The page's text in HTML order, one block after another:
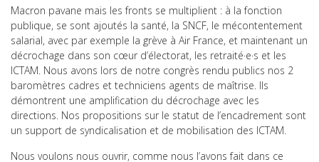
Macron pavane mais les fronts se multiplient : à la fonction
publique, se sont ajoutés la santé, la SNCF, le mécontentement
salarial, avec par exemple la grève à Air France, et maintenant un
décrochage dans son cœur d’électorat, les retraité·e·s et les
ICTAM. Nous avons lors de notre congrès rendu publics nos 2
baromètres cadres et techniciens agents de maîtrise. Ils
démontrent une amplification du décrochage avec les
directions. Nos propositions sur le statut de l’encadrement sont
un support de syndicalisation et de mobilisation des ICTAM.
Nous voulons nous ouvrir, comme nous l’avons fait dans ce